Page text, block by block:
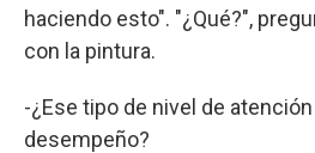
haciendo esto". "¿Qué?",
con la pintura.
-¿Ese tipo de nivel de atención
desempeño?